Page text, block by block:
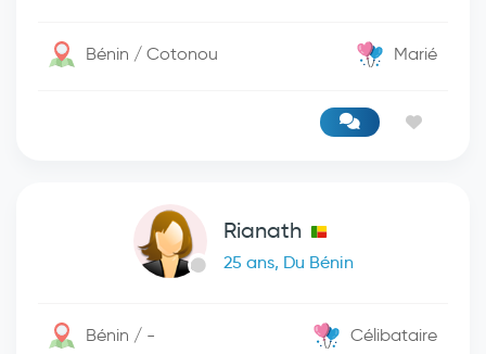
Bénin / Cotonou Marié
Rianath
25 ans, Du Bénin
Bénin / - Célibataire